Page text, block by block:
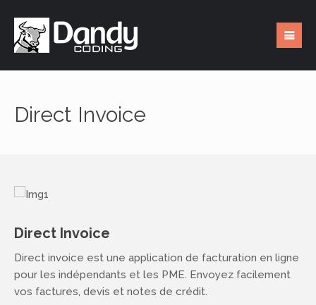
Direct Invoice
Direct Invoice
Direct invoice est une application de facturation en ligne
pour les indépendants et les PME. Envoyez facilement
vos factures, devis et notes de crédit.